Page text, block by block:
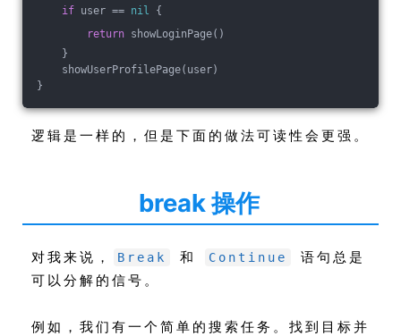
if user == nil {
return showLoginPage()
}
showUserProfilePage(user)
}
逻辑是一样的，但是下面的做法可读性会更强。
break 操作
对我来说， Break 和 Continue
语句总是
可以分解的信号。
例如，我们有一个简单的搜索任务。找到目标并